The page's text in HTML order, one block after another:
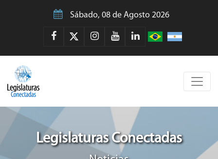
Sábado, 08 de Agosto 2026
Legislaturas Conectadas